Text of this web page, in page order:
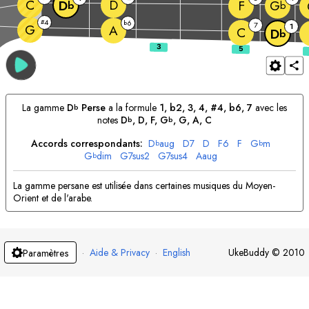
G #4 A b6
C 7
Db 1
C Db D F Gb
La gamme Db Perse a la formule 1, b2, 3, 4, #4, b6, 7 avec les
notes Db, D, F, Gb, G, A, C
Accords correspondants: Dbaug D7 D F6 F Gbm
Gbdim G7sus2 G7sus4 Aaug
La gamme persane est utilisée dans certaines musiques du Moyen-
Orient et de l'arabe.
Paramètres · Aide & Privacy · English UkeBuddy © 2010